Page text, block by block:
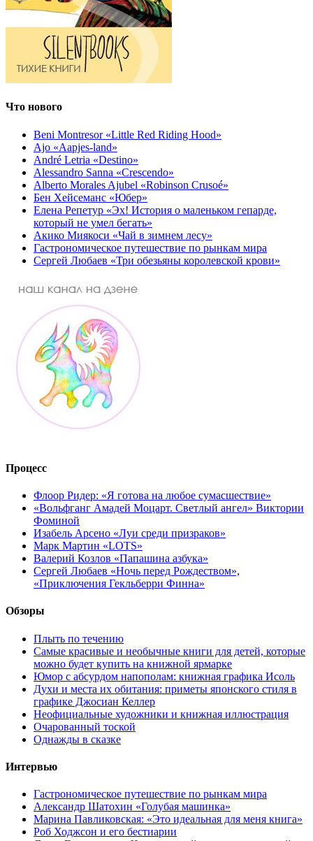
Что нового
Beni Montresor «Little Red Riding Hood»
Ajo «Aapjes-land»
André Letria «Destino»
Alessandro Sanna «Crescendo»
Alberto Morales Ajubel «Robinson Crusoé»
Бен Хейсеманс «Юбер»
Елена Репетур «Эх! История о маленьком гепарде,
который не умел бегать»
Акико Миякоси «Чай в зимнем лесу»
Гастрономическое путешествие по рынкам мира
Сергей Любаев «Три обезьяны королевской крови»
Процесс
Флоор Ридер: «Я готова на любое сумасшествие»
«Вольфганг Амадей Моцарт. Светлый ангел» Виктории
Фоминой
Изабель Арсено «Луи среди призраков»
Марк Мартин «LOTS»
Валерий Козлов «Папашина азбука»
Сергей Любаев «Ночь перед Рождеством»,
«Приключения Гекльберри Финна»
Обзоры
Плыть по течению
Самые красивые и необычные книги для детей, которые
можно будет купить на книжной ярмарке
Юмор с абсурдом напополам: книжная графика Исоль
Духи и места их обитания: приметы японского стиля в
графике Джосиан Келлер
Неофициальные художники и книжная иллюстрация
Очарованный тоской
Однажды в сказке
Интервью
Гастрономическое путешествие по рынкам мира
Александр Шатохин «Голубая машинка»
Марина Павликовская: «Это идеальная для меня книга»
Роб Ходжсон и его бестиарии